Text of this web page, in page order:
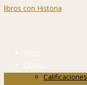
Inicio
Libros
Calificaciones